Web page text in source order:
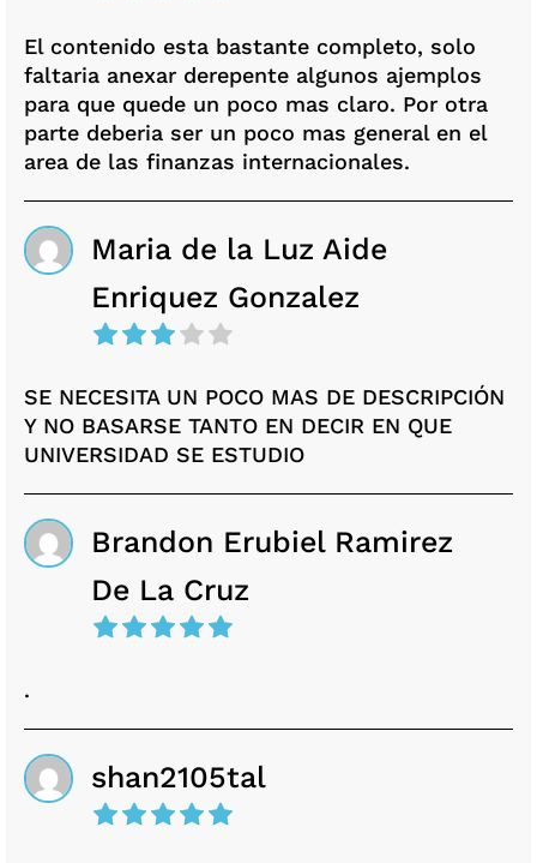
El contenido esta bastante completo, solo
faltaria anexar derepente algunos ajemplos
para que quede un poco mas claro. Por otra
parte deberia ser un poco mas general en el
area de las finanzas internacionales.
Maria de la Luz Aide
Enriquez Gonzalez
SE NECESITA UN POCO MAS DE DESCRIPCIÓN
Y NO BASARSE TANTO EN DECIR EN QUE
UNIVERSIDAD SE ESTUDIO
Brandon Erubiel Ramirez
De La Cruz
.
shan2105tal